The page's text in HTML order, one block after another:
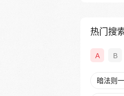
热门搜
A B
暗法则